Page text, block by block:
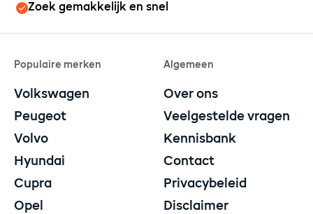
Zoek gemakkelijk en snel
Populaire merken
Volkswagen
Peugeot
Volvo
Hyundai
Cupra
Opel
Algemeen
Over ons
Veelgestelde vragen
Kennisbank
Contact
Privacybeleid
Disclaimer